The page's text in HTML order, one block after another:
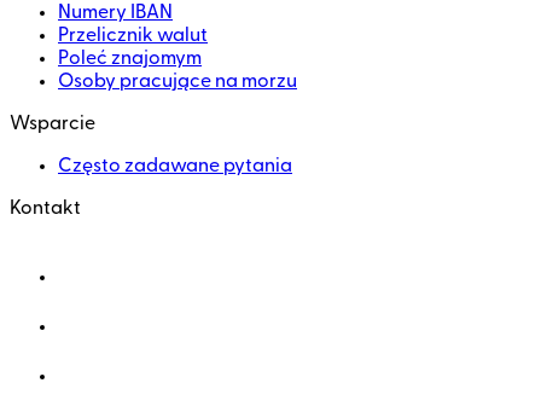
Numery IBAN
Przelicznik walut
Poleć znajomym
Osoby pracujące na morzu
Wsparcie
Często zadawane pytania
Kontakt